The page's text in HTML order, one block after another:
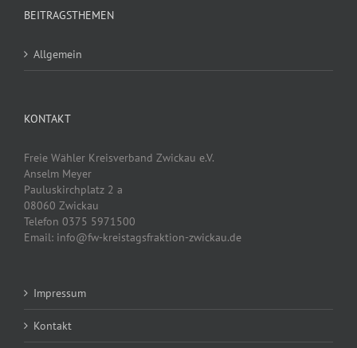
BEITRAGSTHEMEN
Allgemein
KONTAKT
Freie Wähler Kreisverband Zwickau e.V.
Anselm Meyer
Pauluskirchplatz 2 a
08060 Zwickau
Telefon 0375 5971500
Email: info@fw-kreistagsfraktion-zwickau.de
Impressum
Kontakt